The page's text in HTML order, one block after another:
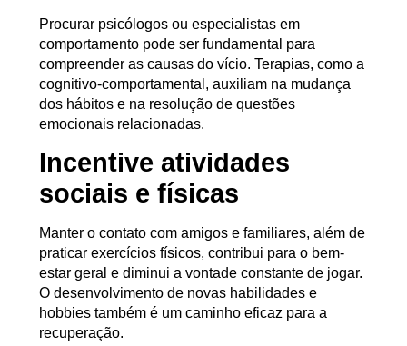
Procurar psicólogos ou especialistas em
comportamento pode ser fundamental para
compreender as causas do vício. Terapias, como a
cognitivo-comportamental, auxiliam na mudança
dos hábitos e na resolução de questões
emocionais relacionadas.
Incentive atividades
sociais e físicas
Manter o contato com amigos e familiares, além de
praticar exercícios físicos, contribui para o bem-
estar geral e diminui a vontade constante de jogar.
O desenvolvimento de novas habilidades e
hobbies também é um caminho eficaz para a
recuperação.